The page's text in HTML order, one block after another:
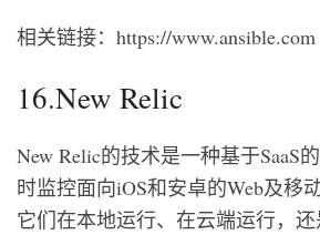
相关链接：https://www.ansible.com
16.New Relic
New Relic的技术是一种基于SaaS
时监控面向iOS和安卓的Web及移
它们在本地运行、在云端运行，